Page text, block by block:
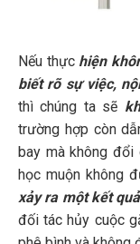
Nếu thực hiện
biết rõ sự việc,
thì chúng ta sẽ
trường hợp còn
bay mà không đổi
học muộn không
xảy ra một kết
đối tác hủy cuộc